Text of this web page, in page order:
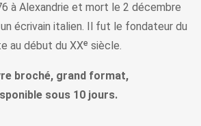
à Alexandrie et mort le 2 décembre
écrivain italien. Il fut le fondateur du
au début du XXᵉ siècle.
broché, grand format,
sous 10 jours.